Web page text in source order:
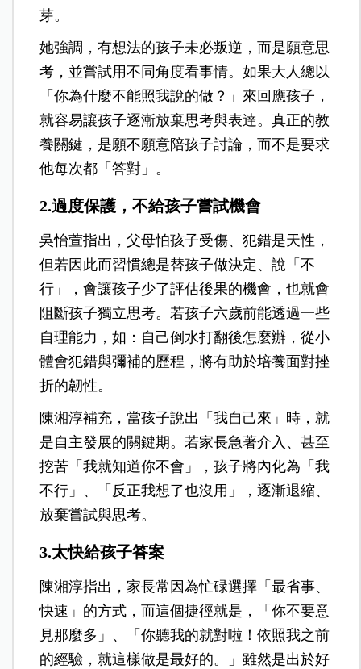
芽。
她強調，有想法的孩子未必叛逆，而是願意思
考，並嘗試用不同角度看事情。如果大人總以
「你為什麼不能照我說的做？」來回應孩子，
就容易讓孩子逐漸放棄思考與表達。真正的教
養關鍵，是願不願意陪孩子討論，而不是要求
他每次都「答對」。
2.過度保護，不給孩子嘗試機會
吳怡萱指出，父母怕孩子受傷、犯錯是天性，
但若因此而習慣總是替孩子做決定、說「不
行」，會讓孩子少了評估後果的機會，也就會
阻斷孩子獨立思考。若孩子六歲前能透過一些
自理能力，如：自己倒水打翻後怎麼辦，從小
體會犯錯與彌補的歷程，將有助於培養面對挫
折的韌性。
陳湘淳補充，當孩子說出「我自己來」時，就
是自主發展的關鍵期。若家長急著介入、甚至
挖苦「我就知道你不會」，孩子將內化為「我
不行」、「反正我想了也沒用」，逐漸退縮、
放棄嘗試與思考。
3.太快給孩子答案
陳湘淳指出，家長常因為忙碌選擇「最省事、
快速」的方式，而這個捷徑就是，「你不要意
見那麼多」、「你聽我的就對啦！依照我之前
的經驗，就這樣做是最好的。」雖然是出於好